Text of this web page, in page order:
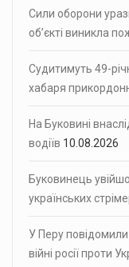
Сили оборони
об’єкті виникла
Судитимуть 49-
хабаря
На Буковині
водіїв 10.08.2026
Буковинець
українських
У Перу
війні росії проти